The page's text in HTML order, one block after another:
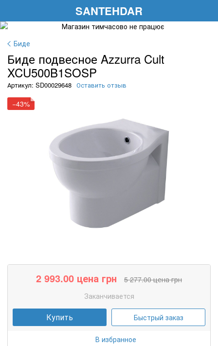
SANTEHDAR
Биде
Биде подвесное Azzurra Cult
XCU500B1SOSP
Артикул: SD00029648 Оставить отзыв
−43%
2 993.00 цена грн 5 277.00цена грн
Заканчивается
Купить Быстрый заказ
В избранное